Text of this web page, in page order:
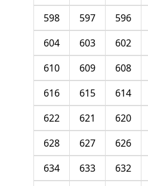
596
597
598
602
603
604
608
609
610
614
615
616
620
621
622
626
627
628
632
633
634